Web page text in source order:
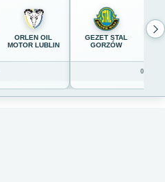
ORLEN OIL
MOTOR LUBLIN
GEZET STAL
GORZÓW
54